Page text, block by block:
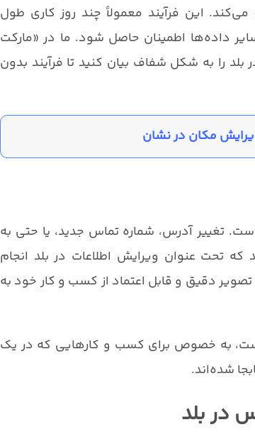
این فرآیند معمولاً چند روز کاری طول
داده‌ها اطمینان حاصل شود. ما در «مارکت
را به شکل شفاف بیان کنید تا فرآیند بدون
مکان در نشان
است. تغییر آدرس، شماره تماس جدید، یا حتی به
تحت عنوان ویرایش اطلاعات در بلد انجام
دقیق و قابل اعتماد از کسب و کار خود به
است، به خصوص برای کسب و کارهایی که در یک
شده‌اند.
در بلد